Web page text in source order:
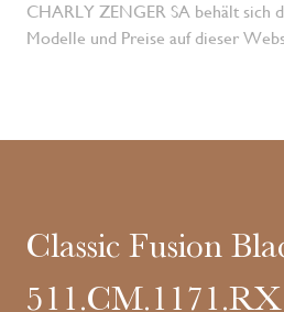
CHARLY ZENGER SA behält sich
Modelle und Preise auf dieser
Classic Fusion
511.CM.1171.RX